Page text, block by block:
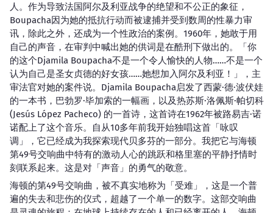
人。作为导致法国阿尔及利亚战争的绝望和不公正的象征，
Boupacha因为她的抵抗行动而被逮捕并受到数周的性暴力审
讯，除此之外，还成为一个性政治的案例。1960年，她敢于用
自己的声音，在审判中喊出她的供词是在酷刑下做出的。「你
的这个Djamila Boupacha不是一个令人愉快的人物……不是一个
认为自己是圣女贞德的好女孩……她想加入阿尔及利亚！」，主
审法官对她的案件说。Djamila Boupacha启发了西蒙·德·波伏娃
的一本书，巴勃罗·毕加索的一幅画，以及热苏斯·洛佩斯·帕切科
(Jesús López Pacheco) 的一首诗，这首诗在1962年被路易吉·诺
诺配上了这个音乐。自从10多年前我开始独唱这首「咏叹
调」，它已经成为我探索现代贝多芬的一部分。我把它与海顿
第49号交响曲中特有的激动人心的跳跃和格里塞的平静抒情时
刻联系起来。这是对「声音」的勇气的敬意。
海顿的第49号交响曲，被不真实地称为「受难」，这是一个普
遍的失去和悲伤的仪式，超越了一个单一的数字。这部交响曲